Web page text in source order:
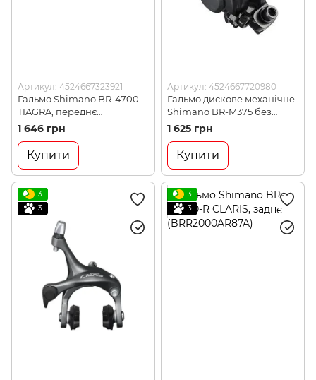
Артикул: 4524667323921
Гальмо Shimano BR-4700
TIAGRA, переднє
(BR4700AF87X)
1 646 грн
Купити
Артикул: 4524667720980
Гальмо дискове механічне
Shimano BR-M375 без
адаптера, монтаж PМ
160мм (4524667720980)
1 625 грн
Купити
3
3
3
3